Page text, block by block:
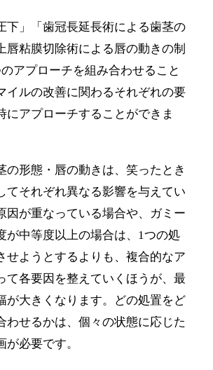
下」「歯冠長延長術による歯茎の
唇粘膜切除術による唇の動きの制
アプローチを組み合わせること
イルの改善に関わるそれぞれの要
にアプローチすることができま
の形態・唇の動きは、笑ったとき
てそれぞれ異なる影響を与えてい
因が重なっている場合や、ガミー
が中等度以上の場合は、1つの処
せようとするよりも、複合的なア
て各要因を整えていくほうが、最
が大きくなります。どの処置をど
わせるかは、個々の状態に応じた
必要です。